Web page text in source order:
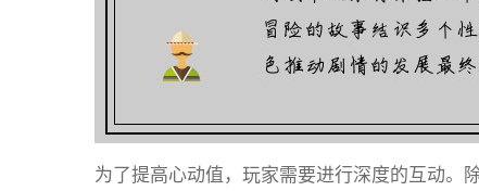
为了提高心动值，玩家需要进行深度的互动。